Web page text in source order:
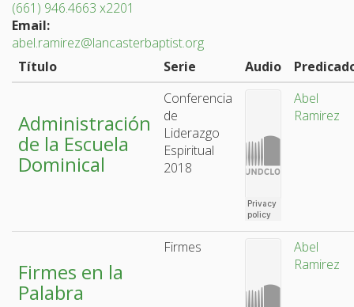
(661) 946.4663 x2201
Email:
abel.ramirez@lancasterbaptist.org
Título
Serie Audio
Administración
de la Escuela
Dominical
Conferencia
de
Liderazgo
Espiritual
2018
Abel
Ramirez
Firmes en la
Palabra
Firmes
Abel
Ramirez